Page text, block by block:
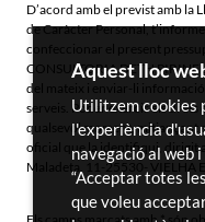
D’acord amb el previst amb la
de Caràcter Personal,
confeccionar el present
CONSULTORIA DETH
del mateix i enviar-li
serveis. Poder exercir els drets
qualsevol moment, mitjançant
oficial que la identifiqui, dirigit
Maladeta, 11-25530- VIELHA
Aquest lloc
Utilitzem cookies
l'experiència
navegació al web
“Acceptar totes
que voleu